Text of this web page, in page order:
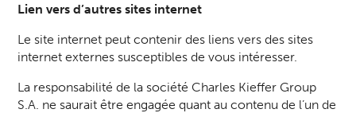
Lien vers d’autres sites internet
Le site internet peut contenir des liens vers des sites
internet externes susceptibles de vous intéresser.
La responsabilité de la société Charles Kieffer Group
S.A. ne saurait être engagée quant au contenu de l’un de